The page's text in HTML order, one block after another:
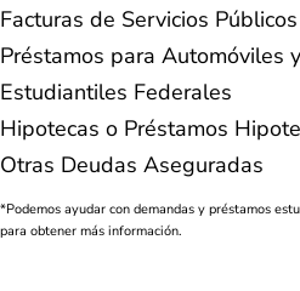
Facturas de Servicios Públicos
Préstamos para Automóviles
Estudiantiles Federales
Hipotecas o Préstamos
Otras Deudas Aseguradas
*Podemos ayudar con demandas y préstamos
para obtener más información.